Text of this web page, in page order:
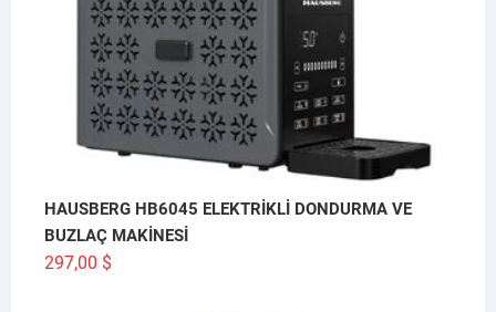
HAUSBERG HB6045 ELEKTRİKLİ DONDURMA VE
BUZLAÇ MAKİNESİ
297,00 $